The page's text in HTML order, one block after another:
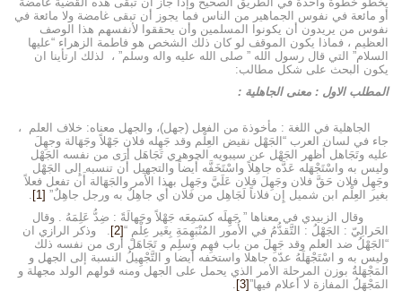
أو مائعة في نفوس الجماهير من الناس فما يجوز أن تبقى غامضة ولا مائعة في
نفوس من يريدون أن يكونوا المسلمين وأن يحققوا لأنفسهم هذا الوصف
العظيم ، فماذا يكون الموقف لو كان ذلك الشخص هو فاطمة الزهراء “عليها
السلام” التي قال رسول الله ” صلى الله عليه واله وسلم” ، لذلك ارتأينا ان
يكون البحث على شكل مطالب:
المطلب الاول : معنى الجاهلية :
الجاهلية في اللغة : مأخوذة من الفعل (جهل)، والجهل معناه: خلاف العلم ،
جاء في لسان العرب “الجَهْل نقيض العِلْم وقد جَهِله فلان جَهْلاً وجَهَالة وجهِلَ
عليه وتَجَاهل أَظهر الجَهْل عن سيبويه الجوهري تَجَاهَل أَرَى من نفسه الجَهْل
وليس به واسْتَجْهَله عَدَّه جاهِلاً واسْتَخَفَّه أَيضاً والتجهيل أَن تنسبه إِلى الجَهْل
وجَهِل فلان حَقَّ فلان وجَهِلَ فلان عَلَيَّ وجَهِل بهذا الأَمر والجَهَالة أَن تفعل فعلاً
بغير العِلْم ابن شميل إِن فلاناً لَجَاهِل من فلان أَي جاهِلٌ به ورجل جاهِلٌ” [1]
.
وقال الزبيدي في معناها ” جَهِلَه كسَمِعَه جَهْلاً وجَهالَةً : ضِدُّ عَلِمَهُ . وقال
الحَرالِيّ : الجَهْلُ : التَّقدُّمُ في الأُمور المُنْبَهِمَةِ بِغَير عِلْمٍ “[2]
. وذكر الرازي ان
“الجَهْلُ ضد العلم وقد جَهِلَ من باب فهِم وسلِم و تَجَاهَل أرى من نفسه ذلك
وليس به و اسْتَجْهَلَهُ عدّه جاهلا واستخفه أيضا و التَّجْهِيلُ النسبة إلى الجهل و
المَجْهَلةُ بوزن المرحلة الأمر الذي يحمل على الجهل ومنه قولهم الولد مجهلة و
المَجْهَلُ المفازة لا أعلام فيها”[3]
.